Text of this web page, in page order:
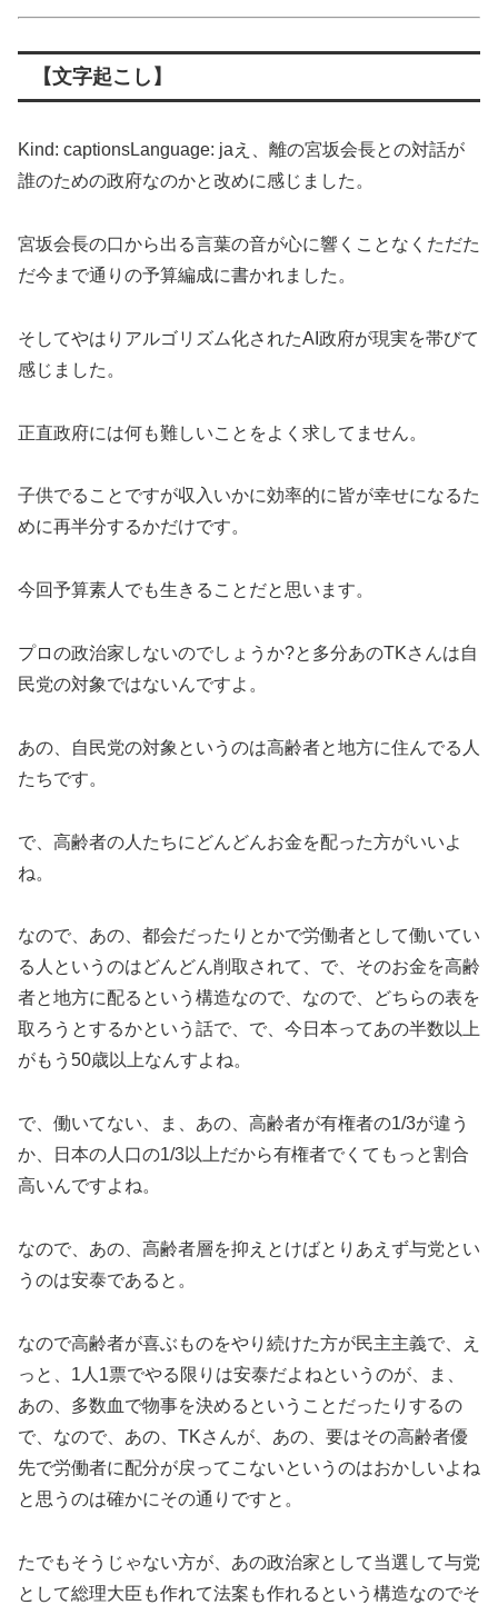
【文字起こし】
Kind: captionsLanguage: jaえ、離の宮坂会長との対話が
誰のための政府なのかと改めに感じました。
宮坂会長の口から出る言葉の音が心に響くことなくただた
だ今まで通りの予算編成に書かれました。
そしてやはりアルゴリズム化されたAI政府が現実を帯びて
感じました。
正直政府には何も難しいことをよく求してません。
子供でることですが収入いかに効率的に皆が幸せになるた
めに再半分するかだけです。
今回予算素人でも生きることだと思います。
プロの政治家しないのでしょうか?と多分あのTKさんは自
民党の対象ではないんですよ。
あの、自民党の対象というのは高齢者と地方に住んでる人
たちです。
で、高齢者の人たちにどんどんお金を配った方がいいよ
ね。
なので、あの、都会だったりとかで労働者として働いてい
る人というのはどんどん削取されて、で、そのお金を高齢
者と地方に配るという構造なので、なので、どちらの表を
取ろうとするかという話で、で、今日本ってあの半数以上
がもう50歳以上なんすよね。
で、働いてない、ま、あの、高齢者が有権者の1/3が違う
か、日本の人口の1/3以上だから有権者でくてもっと割合
高いんですよね。
なので、あの、高齢者層を抑えとけばとりあえず与党とい
うのは安泰であると。
なので高齢者が喜ぶものをやり続けた方が民主主義で、え
っと、1人1票でやる限りは安泰だよねというのが、ま、
あの、多数血で物事を決めるということだったりするの
で、なので、あの、TKさんが、あの、要はその高齢者優
先で労働者に配分が戻ってこないというのはおかしいよね
と思うのは確かにその通りですと。
たでもそうじゃない方が、あの政治家として当選して与党
として総理大臣も作れて法案も作れるという構造なのでそ